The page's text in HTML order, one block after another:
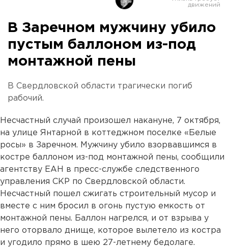
В Заречном мужчину убило
пустым баллоном из-под
монтажной пены
В Свердловской области трагически погиб
рабочий.
Несчастный случай произошел накануне, 7 октября,
на улице Янтарной в коттеджном поселке «Белые
росы» в Заречном. Мужчину убило взорвавшимся в
костре баллоном из-под монтажной пены, сообщили
агентству ЕАН в пресс-службе следственного
управления СКР по Свердловской области.
Несчастный пошел сжигать строительный мусор и
вместе с ним бросил в огонь пустую емкость от
монтажной пены. Баллон нагрелся, и от взрыва у
него оторвало днище, которое вылетело из костра
и угодило прямо в шею 27-летнему бедолаге.